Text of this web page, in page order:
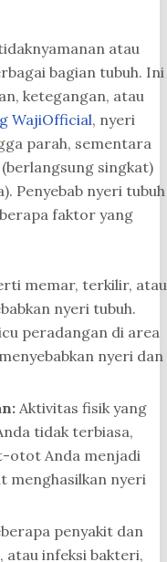
atau
bagian tubuh. Ini
ketegangan, atau
WajiOfficial, nyeri
parah, sementara
singkat)
Penyebab nyeri tubuh
faktor yang
memar, terkilir, atau
nyeri tubuh.
peradangan di area
nyeri dan
Aktivitas fisik yang
tidak terbiasa,
otot Anda menjadi
menghasilkan nyeri
penyakit dan
atau infeksi bakteri,